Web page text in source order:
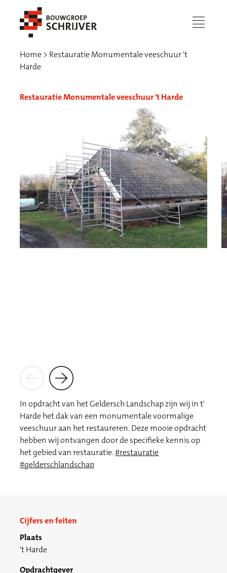
menu
Werken bij
Home
Restauratie Monumentale veeschuur 't
Harde
Restauratie Monumentale veeschuur 't Harde
In opdracht van het Geldersch Landschap zijn wij in t'
Harde het dak van een monumentale voormalige
veeschuur aan het restaureren. Deze mooie opdracht
hebben wij ontvangen door de specifieke kennis op
het gebied van restauratie.#restauratie
#gelderschlandschap
Cijfers en feiten
Plaats
't Harde
Opdrachtgever